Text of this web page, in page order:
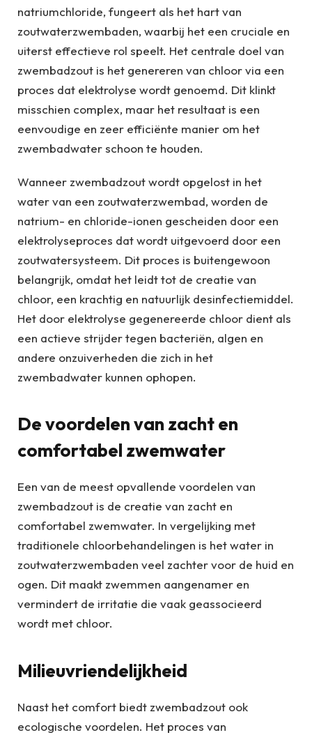
natriumchloride, fungeert als het hart van
zoutwaterzwembaden, waarbij het een cruciale en
uiterst effectieve rol speelt. Het centrale doel van
zwembadzout is het genereren van chloor via een
proces dat elektrolyse wordt genoemd. Dit klinkt
misschien complex, maar het resultaat is een
eenvoudige en zeer efficiënte manier om het
zwembadwater schoon te houden.
Wanneer zwembadzout wordt opgelost in het
water van een zoutwaterzwembad, worden de
natrium- en chloride-ionen gescheiden door een
elektrolyseproces dat wordt uitgevoerd door een
zoutwatersysteem. Dit proces is buitengewoon
belangrijk, omdat het leidt tot de creatie van
chloor, een krachtig en natuurlijk desinfectiemiddel.
Het door elektrolyse gegenereerde chloor dient als
een actieve strijder tegen bacteriën, algen en
andere onzuiverheden die zich in het
zwembadwater kunnen ophopen.
De voordelen van zacht en
comfortabel zwemwater
Een van de meest opvallende voordelen van
zwembadzout is de creatie van zacht en
comfortabel zwemwater. In vergelijking met
traditionele chloorbehandelingen is het water in
zoutwaterzwembaden veel zachter voor de huid en
ogen. Dit maakt zwemmen aangenamer en
vermindert de irritatie die vaak geassocieerd
wordt met chloor.
Milieuvriendelijkheid
Naast het comfort biedt zwembadzout ook
ecologische voordelen. Het proces van